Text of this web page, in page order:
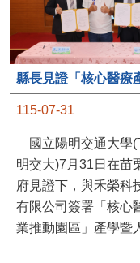
115-07-31
國立陽明交通大學(
明交大)7月31日在苗
府見證下，與禾榮科
有限公司簽署「核心
業推動園區」產學暨